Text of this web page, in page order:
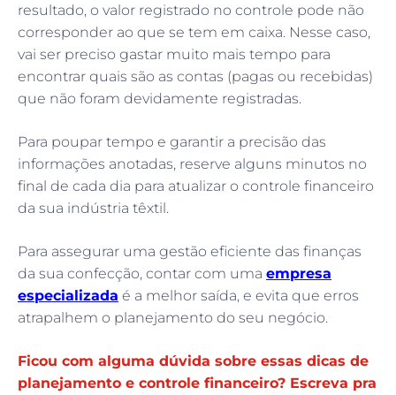
resultado, o valor registrado no controle pode não
corresponder ao que se tem em caixa. Nesse caso,
vai ser preciso gastar muito mais tempo para
encontrar quais são as contas (pagas ou recebidas)
que não foram devidamente registradas.
Para poupar tempo e garantir a precisão das
informações anotadas, reserve alguns minutos no
final de cada dia para atualizar o controle financeiro
da sua indústria têxtil.
Para assegurar uma gestão eficiente das finanças
da sua confecção, contar com uma empresa
especializada é a melhor saída, e evita que erros
atrapalhem o planejamento do seu negócio.
Ficou com alguma dúvida sobre essas dicas de
planejamento e controle financeiro? Escreva pra